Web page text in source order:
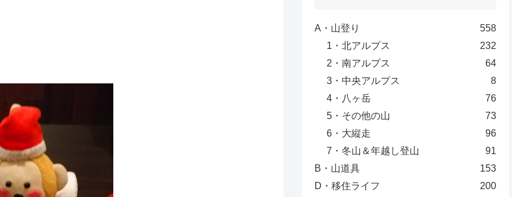
A・山登り
558
1・北アルプス
232
2・南アルプス
64
3・中央アルプス
8
4・八ヶ岳
76
5・その他の山
73
6・大縦走
96
7・冬山＆年越し登山
91
B・山道具
153
D・移住ライフ
200